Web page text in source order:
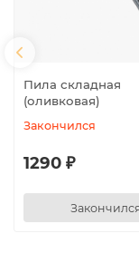
Пила складная
(оливковая)
Закончился
1290 ₽